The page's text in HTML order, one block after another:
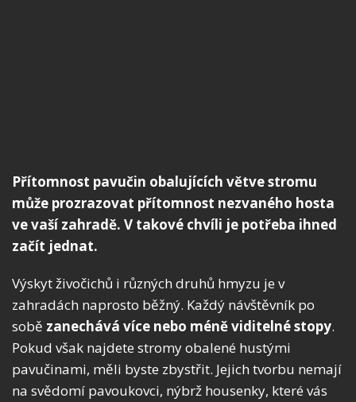
Přítomnost pavučin obalujících větve stromu
může prozrazovat přítomnost nezvaného hosta
ve vaší zahradě. V takové chvíli je potřeba ihned
začít jednat.
Výskyt živočichů i různých druhů hmyzu je v
zahradách naprosto běžný. Každý návštěvník po
sobě zanechává více nebo méně viditelné stopy.
Pokud však najdete stromy obalené hustými
pavučinami, měli byste zbystřit. Jejich tvorbu nemají
na svědomí pavoukovci, nýbrž housenky, které vás